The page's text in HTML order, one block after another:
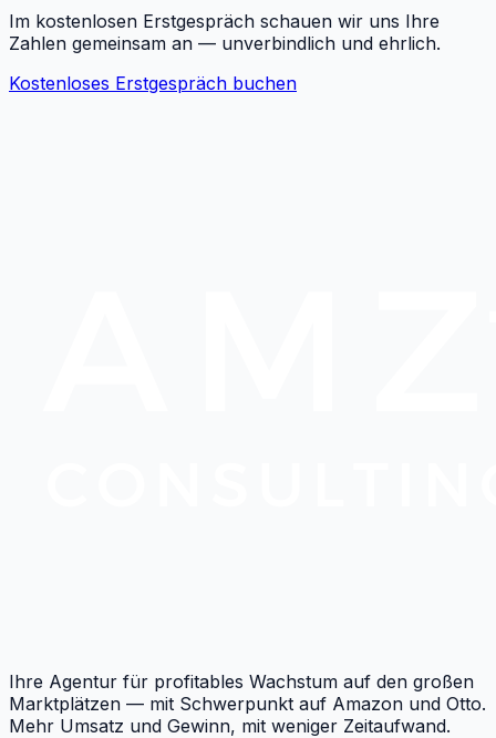
Im kostenlosen Erstgespräch schauen wir uns Ihre
Zahlen gemeinsam an — unverbindlich und ehrlich.
Kostenloses Erstgespräch buchen
Ihre Agentur für profitables Wachstum auf den großen
Marktplätzen — mit Schwerpunkt auf Amazon und Otto.
Mehr Umsatz und Gewinn, mit weniger Zeitaufwand.